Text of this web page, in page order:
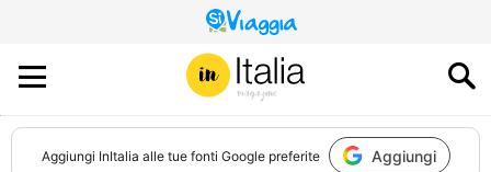
QUESTO
SITO
CONTRIBUISCE
ALL’AUDIENCE
DI
Aggiungi InItalia alle tue fonti Google preferite Aggiungi